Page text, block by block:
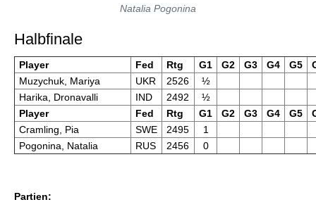
Natalia Pogonina
Halbfinale
Player Fed Rtg G1 G2 G3 G4 G5
Muzychuk, Mariya
UKR 2526
½
Harika, Dronavalli
IND 2492
½
Player
Fed Rtg G1 G2 G3 G4 G5
Cramling, Pia
SWE 2495
1
Pogonina, Natalia
RUS 2456 0
Partien: